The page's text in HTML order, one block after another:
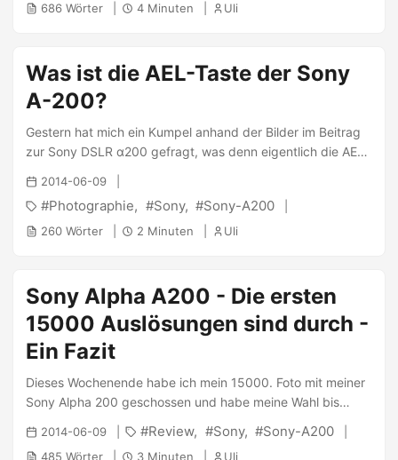
Sven hatte sich zeitgleich mit mir nach einer neuen Kamera
verglichen und so langsam aber sicher die Favoriten
erarbeitet. Ich wusste noch nicht so genau, ob mir die
Photographie mittels einer DSLR (Digitale Spiegelreflex)
wirklich so gut gefallen würde und setzte mir ein oberes
Limit von 500€ für den ersten Schritt (Body + Objektiv). ...
686 Wörter 4 Minuten Uli
Was ist die AEL-Taste der Sony
A-200?
Gestern hat mich ein Kumpel anhand der Bilder im Beitrag
zur Sony DSLR α200 gefragt, was denn eigentlich die AEL-
Taste auf der Rückseite auslöst. Da dies vielleicht einige
Leute interessiert (trotz dessen, dass es auch in der
Bedienungsanleitung steht), habe ich mich dazu
entschlossen kurz niederzuschreiben, was diese Taste
2014-06-09
Photographie Sony Sony-A200
260 Wörter 2 Minuten Uli
Sony Alpha A200 - Die ersten
15000 Auslösungen sind durch -
Ein Fazit
Dieses Wochenende habe ich mein 15000. Foto mit meiner
Sony Alpha 200 geschossen und habe meine Wahl bis
heute nicht bereut. Die Sony A200 bietet für den niedrigen
Preis eine Fülle von Funktionen und eine hervorragende
2014-06-09 Review Sony Sony-A200
485 Wörter 3 Minuten Uli